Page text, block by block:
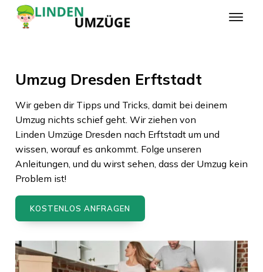
Umzug Dresden Erftstadt
Wir geben dir Tipps und Tricks, damit bei deinem
Umzug nichts schief geht. Wir ziehen von
Linden Umzüge Dresden nach Erftstadtum und
wissen, worauf es ankommt. Folge unseren
Anleitungen, und du wirst sehen, dass der Umzug kein
Problem ist!
KOSTENLOS ANFRAGEN